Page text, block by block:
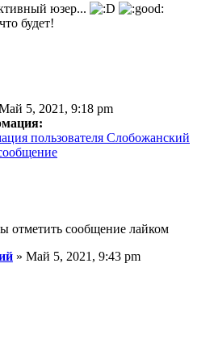
юзер...
будет!
5, 2021, 9:18 pm
пользователя Слобожанский
отметить сообщение лайком
» Май 5, 2021, 9:43 pm